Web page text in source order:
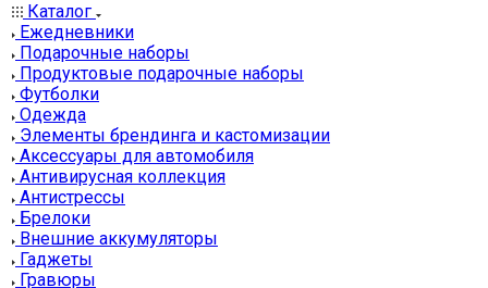
Каталог
Ежедневники
Подарочные наборы
Продуктовые подарочные наборы
Футболки
Одежда
Элементы брендинга и кастомизации
Аксессуары для автомобиля
Антивирусная коллекция
Антистрессы
Брелоки
Внешние аккумуляторы
Гаджеты
Гравюры